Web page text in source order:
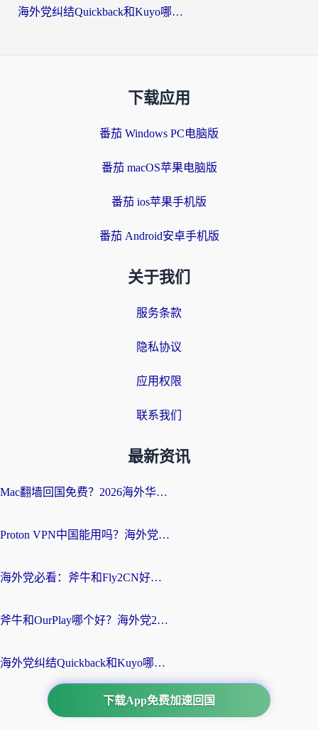
海外党纠结Quickback和Kuyo哪个好？选对回国加速器才能无缝刷国内资源
下载应用
番茄 Windows PC电脑版
番茄 macOS苹果电脑版
番茄 ios苹果手机版
番茄 Android安卓手机版
关于我们
服务条款
隐私协议
应用权限
联系我们
最新资讯
Mac翻墙回国免费？2026海外华人亲测：从CCTV5直播到国内APP，这样选加速器才靠谱
Proton VPN中国能用吗？海外党选回国加速器的避坑指南（附番茄加速器实测）
海外党必看：斧牛和Fly2CN好用吗？3招教你选对回国加速器（附免费试用攻略）
斧牛和OurPlay哪个好？海外党2026亲测：选对加速器，国内资源秒加载
海外党纠结Quickback和Kuyo哪个好？选对回国加速器才能无缝刷国内资源
下载App免费加速回国